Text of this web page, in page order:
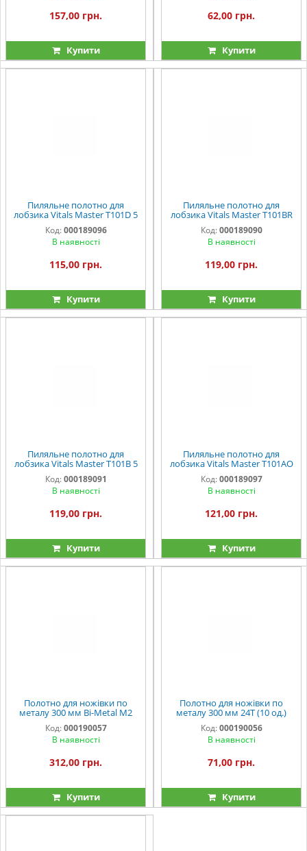
157,00 грн.
Купити
62,00 грн.
Купити
Пиляльне полотно для
лобзика Vitals Master T101D 5
од.
Код: 000189096
В наявності
115,00 грн.
Купити
Пиляльне полотно для
лобзика Vitals Master T101BR
5 од.
Код: 000189090
В наявності
119,00 грн.
Купити
Пиляльне полотно для
лобзика Vitals Master T101B 5
од.
Код: 000189091
В наявності
119,00 грн.
Купити
Пиляльне полотно для
лобзика Vitals Master T101AO
5 од.
Код: 000189097
В наявності
121,00 грн.
Купити
Полотно для ножівки по
металу 300 мм Bi-Metal М2
24Т (5 од.) Vitals Professional
Код: 000190057
В наявності
312,00 грн.
Купити
Полотно для ножівки по
металу 300 мм 24Т (10 од.)
Код: 000190056
В наявності
71,00 грн.
Купити